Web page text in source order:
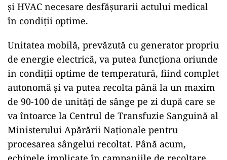
și HVAC necesare desfășurarii actului medical
în condiții optime.
Unitatea mobilă, prevăzută cu generator propriu
de energie electrică, va putea funcționa oriunde
in condiții optime de temperatură, fiind complet
autonomă și va putea recolta până la un maxim
de 90-100 de unități de sânge pe zi după care se
va întoarce la Centrul de Transfuzie Sanguină al
Ministerului Apărării Naționale pentru
procesarea sângelui recoltat. Până acum,